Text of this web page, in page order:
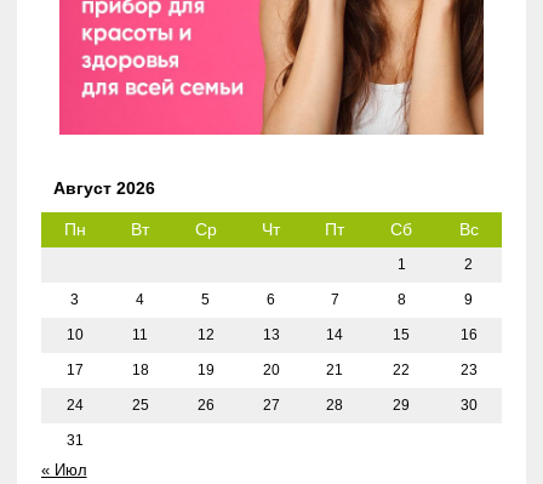
Август 2026
Пн Вт Ср Чт Пт Сб Вс
1 2
3 4 5 6 7 8 9
10 11 12 13 14 15 16
17 18 19 20 21 22 23
24 25 26 27 28 29 30
31
« Июл